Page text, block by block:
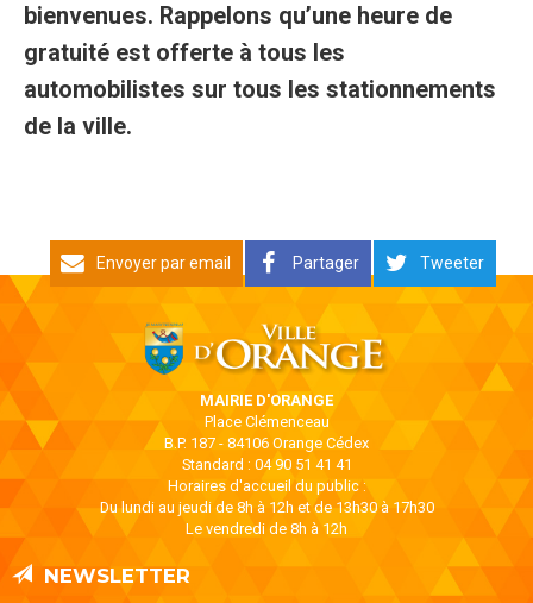
bienvenues. Rappelons qu’une heure de
gratuité est offerte à tous les
automobilistes sur tous les stationnements
de la ville.
Envoyer par email Partager Tweeter
MAIRIE D'ORANGE
Place Clémenceau
B.P. 187 - 84106 Orange Cédex
Standard : 04 90 51 41 41
Horaires d'accueil du public :
Du lundi au jeudi de 8h à 12h et de 13h30 à 17h30
Le vendredi de 8h à 12h
NEWSLETTER